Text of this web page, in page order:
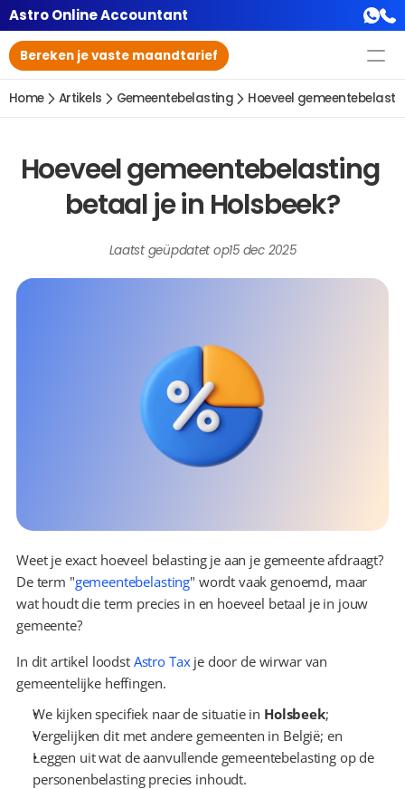
Astro Online Accountant
Bereken je vaste maandtarief
Home Artikels Gemeentebelasting Hoeveel
Hoeveel gemeentebelasting
betaal je in Holsbeek?
Laatst geüpdatet op15 dec 2025
Weet je exact hoeveel belasting je aan je gemeente afdraagt?
De term "gemeentebelasting" wordt vaak genoemd, maar
wat houdt die term precies in en hoeveel betaal je in jouw
gemeente?
In dit artikel loodst Astro Tax je door de wirwar van
gemeentelijke heffingen.
We kijken specifiek naar de situatie in Holsbeek;
Vergelijken dit met andere gemeenten in België; en
Leggen uit wat de aanvullende gemeentebelasting op de
personenbelasting precies inhoudt.